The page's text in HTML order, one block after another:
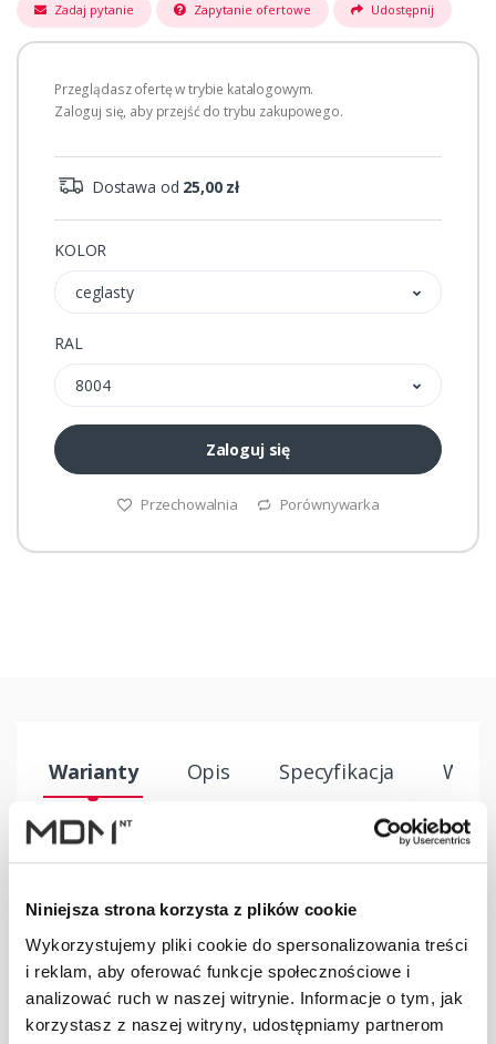
Niniejsza strona korzysta z plików cookie
Wykorzystujemy pliki cookie do spersonalizowania treści
i reklam, aby oferować funkcje społecznościowe i
analizować ruch w naszej witrynie. Informacje o tym, jak
korzystasz z naszej witryny, udostępniamy partnerom
Zadaj pytanie Zapytanie ofertowe Udostępnij
Przeglądasz ofertę w trybie katalogowym.
Zaloguj się, aby przejść do trybu zakupowego.
Dostawa od 25,00 zł
KOLOR
ceglasty
RAL
8004
Zaloguj się
Przechowalnia Porównywarka
Warianty Opis Specyfikacja
PRODUKT JM ILOŚĆ
Wspornik ławy
komin. U
brązowy
szt –